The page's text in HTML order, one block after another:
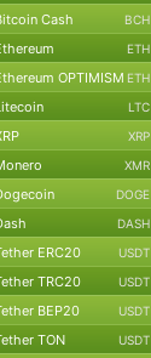
Cash BCH
ETH
OPTIMISM ETH
LTC
XRP
XMR
DOGE
DASH
ERC20 USDT
TRC20 USDT
BEP20 USDT
TON USDT